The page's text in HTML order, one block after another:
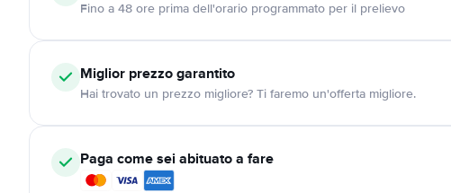
Fino a 48 ore prima dell'orario programmato per il prelievo
Miglior prezzo garantito
Hai trovato un prezzo migliore? Ti faremo un'offerta migliore.
Paga come sei abituato a fare